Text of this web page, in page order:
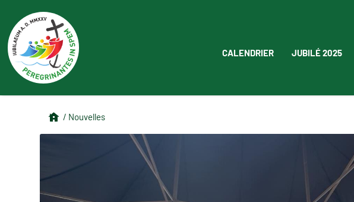
CALENDRIER JUBILÉ 2025
/ Nouvelles